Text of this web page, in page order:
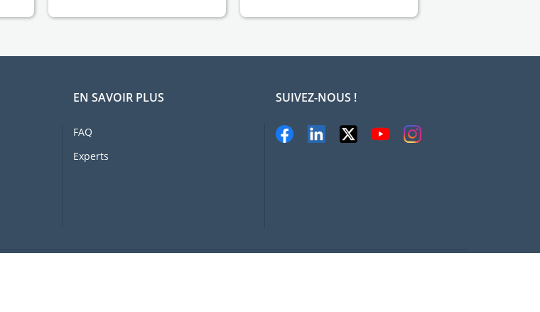
EN SAVOIR PLUS
FAQ
Experts
SUIVEZ-NOUS !